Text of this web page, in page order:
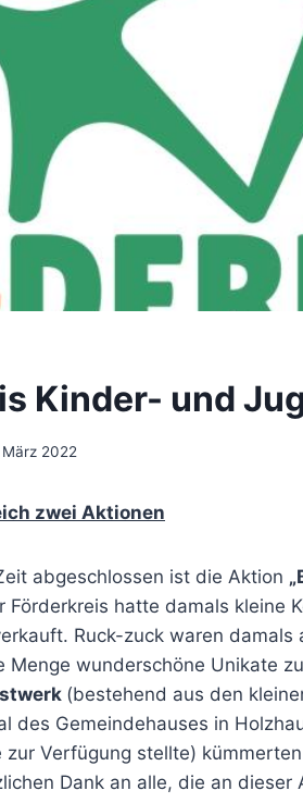
Kinder- und
März 2022
zwei Aktionen
abgeschlossen ist die Aktion
Förderkreis hatte damals kleine
Ruck-zuck waren
Menge wunderschöne Unikate
(bestehend aus den
des Gemeindehauses in
Verfügung stellte)
Dank an alle, die an